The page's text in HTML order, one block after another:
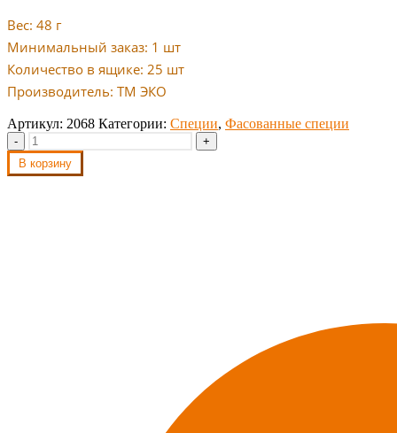
Вес: 48 г
Минимальный заказ: 1 шт
Количество в ящике: 25 шт
Производитель: ТМ ЭКО
Артикул: 2068 Категории: Специи, Фасованные специи
-
+
В корзину